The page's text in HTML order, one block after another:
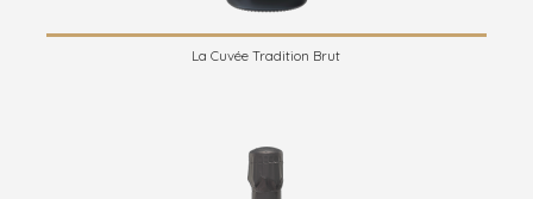
La Cuvée Tradition Brut